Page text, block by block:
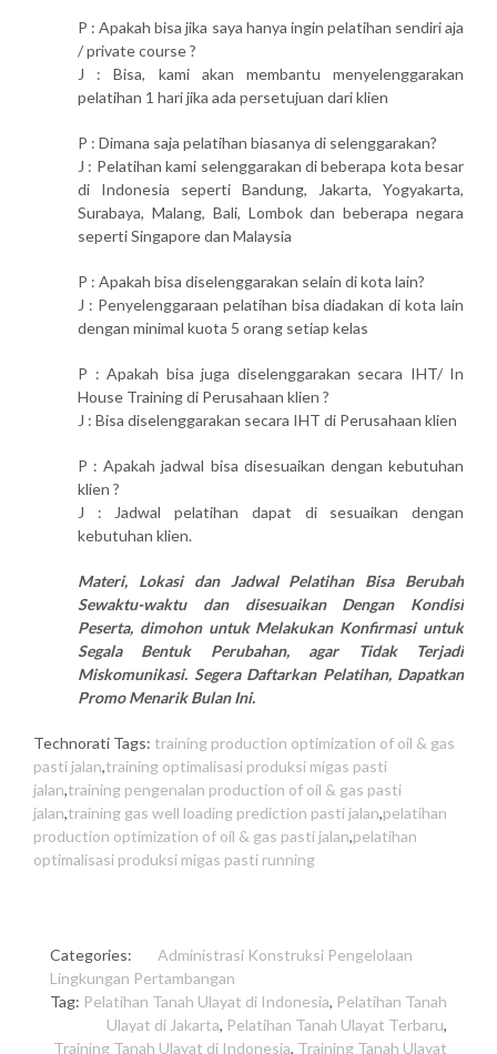
P : Apakah bisa jika saya hanya ingin pelatihan sendiri aja
/ private course ?
J : Bisa, kami akan membantu menyelenggarakan
pelatihan 1 hari jika ada persetujuan dari klien
P : Dimana saja pelatihan biasanya di selenggarakan?
J : Pelatihan kami selenggarakan di beberapa kota besar
di Indonesia seperti Bandung, Jakarta, Yogyakarta,
Surabaya, Malang, Bali, Lombok dan beberapa negara
seperti Singapore dan Malaysia
P : Apakah bisa diselenggarakan selain di kota lain?
J : Penyelenggaraan pelatihan bisa diadakan di kota lain
dengan minimal kuota 5 orang setiap kelas
P : Apakah bisa juga diselenggarakan secara IHT/ In
House Training di Perusahaan klien ?
J : Bisa diselenggarakan secara IHT di Perusahaan klien
P : Apakah jadwal bisa disesuaikan dengan kebutuhan
klien ?
J : Jadwal pelatihan dapat di sesuaikan dengan
kebutuhan klien.
Materi, Lokasi dan Jadwal Pelatihan Bisa Berubah
Sewaktu-waktu dan disesuaikan Dengan Kondisi
Peserta, dimohon untuk Melakukan Konfirmasi untuk
Segala Bentuk Perubahan, agar Tidak Terjadi
Miskomunikasi. Segera Daftarkan Pelatihan, Dapatkan
Promo Menarik Bulan Ini.
Technorati Tags: training production optimization of oil & gas
pasti jalan,training optimalisasi produksi migas pasti
jalan,training pengenalan production of oil & gas pasti
jalan,training gas well loading prediction pasti jalan,pelatihan
production optimization of oil & gas pasti jalan,pelatihan
optimalisasi produksi migas pasti running
Categories: Administrasi Konstruksi Pengelolaan
Lingkungan Pertambangan
Tag: Pelatihan Tanah Ulayat di Indonesia, Pelatihan Tanah
Ulayat di Jakarta, Pelatihan Tanah Ulayat Terbaru,
Training Tanah Ulayat di Indonesia, Training Tanah Ulayat